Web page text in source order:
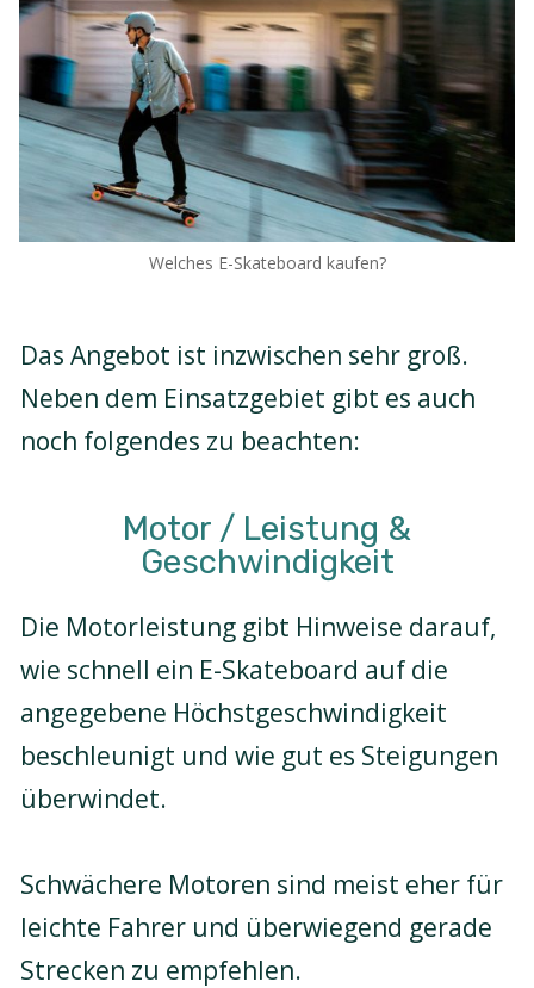
Welches E-Skateboard kaufen?
Das Angebot ist inzwischen sehr groß.
Neben dem Einsatzgebiet gibt es auch
noch folgendes zu beachten:
Motor / Leistung &
Geschwindigkeit
Die Motorleistung gibt Hinweise darauf,
wie schnell ein E-Skateboard auf die
angegebene Höchstgeschwindigkeit
beschleunigt und wie gut es Steigungen
überwindet.
Schwächere Motoren sind meist eher für
leichte Fahrer und überwiegend gerade
Strecken zu empfehlen.